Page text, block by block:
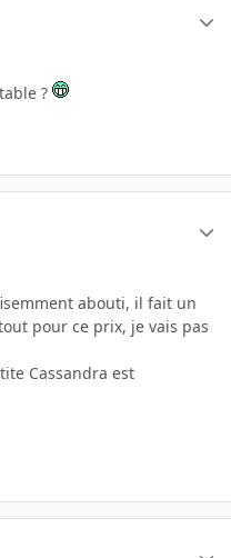
?
abouti, il fait un
pour ce prix, je vais pas
Cassandra est